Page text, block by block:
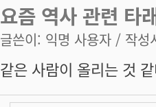
요즘 역사 관련 타
글쓴이: 익명 사용자 / 작성
같은 사람이 올리는 것